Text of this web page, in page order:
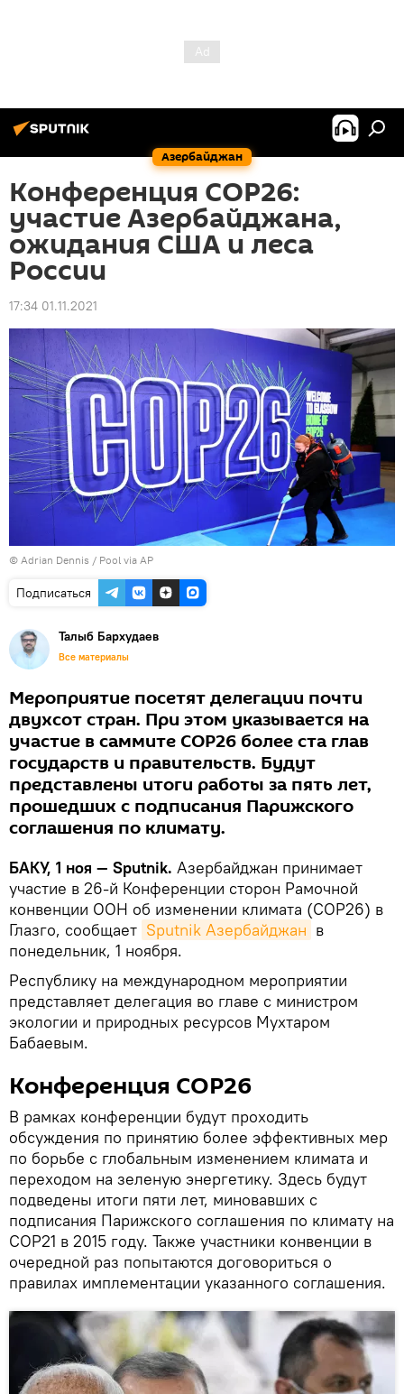
Азербайджан
Конференция СОР26:
участие Азербайджана,
ожидания США и леса
России
17:34 01.11.2021
© Adrian Dennis / Pool via AP
Подписаться
Талыб Бархудаев
Все материалы
Мероприятие посетят делегации почти
двухсот стран. При этом указывается на
участие в саммите COP26 более ста глав
государств и правительств. Будут
представлены итоги работы за пять лет,
прошедших с подписания Парижского
соглашения по климату.
БАКУ, 1 ноя — Sputnik. Азербайджан принимает
участие в 26-й Конференции сторон Рамочной
конвенции ООН об изменении климата (COP26) в
Глазго, сообщает Sputnik Азербайджан в
понедельник, 1 ноября.
Республику на международном мероприятии
представляет делегация во главе с министром
экологии и природных ресурсов Мухтаром
Бабаевым.
Конференция СОР26
В рамках конференции будут проходить
обсуждения по принятию более эффективных мер
по борьбе с глобальным изменением климата и
переходом на зеленую энергетику. Здесь будут
подведены итоги пяти лет, миновавших с
подписания Парижского соглашения по климату на
COP21 в 2015 году. Также участники конвенции в
очередной раз попытаются договориться о
правилах имплементации указанного соглашения.